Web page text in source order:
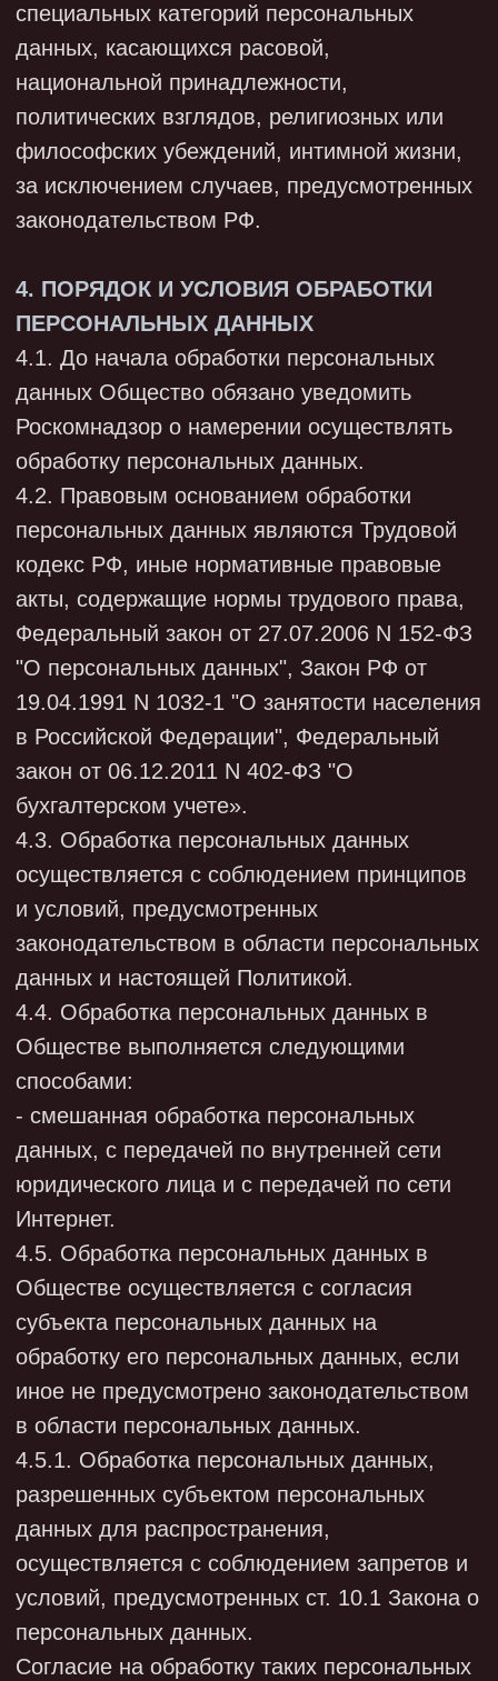
- система электронного документооборота;
- система поддержки рабочего места
- система нормативно-справочной
информации;
- система управления персоналом;
- информационный портал.
4.8. Передача (распространение,
осуществляется в случаях и в порядке,
предусмотренных законодательством в
5. СРОКИ ОБРАБОТКИ И ХРАНЕНИЯ
ПЕРСОНАЛЬНЫХ ДАННЫХ
5.1. Обработка персональных данных в
Обществе прекращается в следующих
случаях:
обработки персональных данных. Срок
прекращения обработки - в течение трех
факта;
- при достижении целей их обработки (за
некоторыми исключениями);
отзыве субъектом персональных данных
согласия на обработку его персональных
данных (за некоторыми исключениями),
если в соответствии с Законом о
персональных данных их обработка
допускается только с согласия;
данных к Обществу с требованием о
прекращении обработки персональных
данных (за исключением случаев,
предусмотренных ч.5 ст.21 Закона о
персональных данных). Срок прекращения
обработки - не более десяти рабочих дней с
возможностью продления не более чем на
пять рабочих дней, если направлено
уведомление о причинах продления).
5.2. Персональные данные хранятся в
форме, позволяющей определить субъекта
персональных данных, не дольше, чем
Исключение - случаи, когда срок хранения
персональных данных установлен
федеральным законом, договором,
стороной которого (выгодоприобретателем
или поручителем, по которому) является
субъект персональных данных.
носителях хранятся в Обществе в течение
сроков хранения документов, для которых
эти сроки предусмотрены
законодательством об архивном деле в РФ
(Федеральный закон от 22.10.2004 N 125-ФЗ
"Об архивном деле в Российской
5.4. Срок хранения персональных данных,
обрабатываемых в информационных
соответствует сроку хранения персональных
данных на бумажных носителях.